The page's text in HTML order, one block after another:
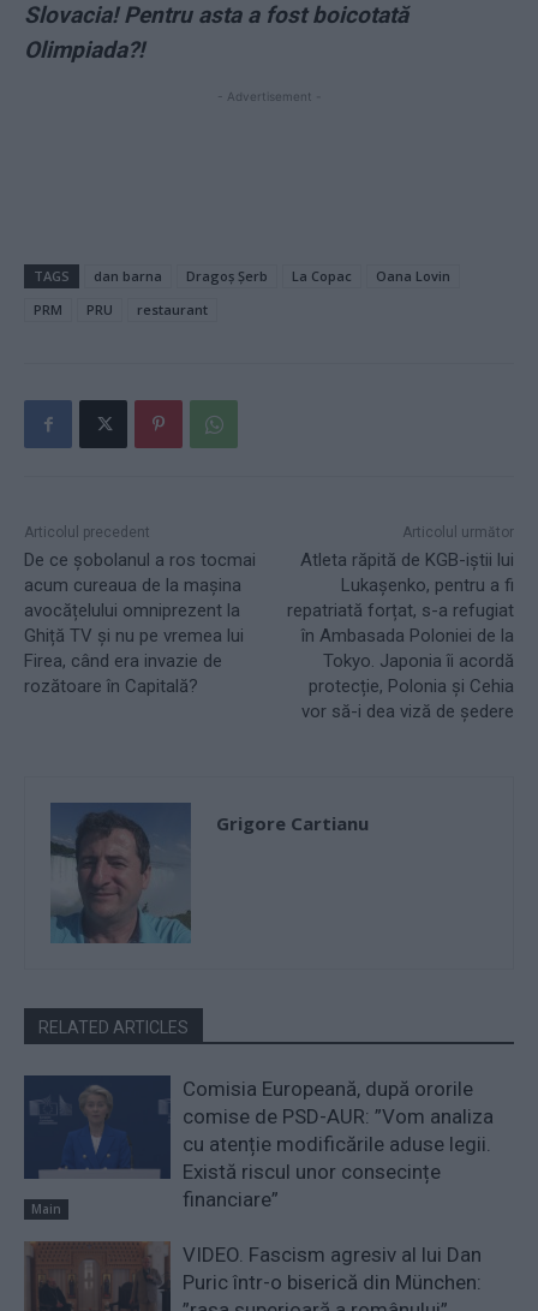
Slovacia! Pentru asta a fost boicotată
Olimpiada?!
- Advertisement -
TAGS dan barna Dragoș Șerb La Copac
Oana Lovin
PRM
PRU restaurant
Articolul precedent
De ce șobolanul a ros tocmai
acum cureaua de la mașina
avocățelului omniprezent la
Ghiță TV și nu pe vremea lui
Firea, când era invazie de
rozătoare în Capitală?
Articolul următor
Atleta răpită de KGB-iștii lui
Lukașenko, pentru a fi
repatriată forțat, s-a refugiat
în Ambasada Poloniei de la
Tokyo. Japonia îi acordă
protecție, Polonia și Cehia
vor să-i dea viză de ședere
Grigore Cartianu
RELATED ARTICLES
Main
Comisia Europeană, după ororile
comise de PSD-AUR: ”Vom analiza
cu atenție modificările aduse legii.
Există riscul unor consecințe
financiare”
VIDEO. Fascism agresiv al lui Dan
Puric într-o biserică din München: